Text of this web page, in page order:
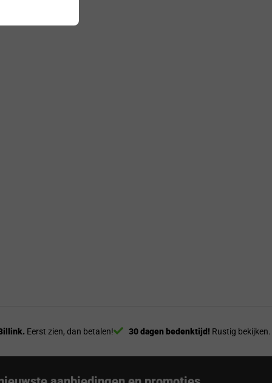
Eerst zien, dan betalen! 30 dagen bedenktijd! Rustig bekijken.